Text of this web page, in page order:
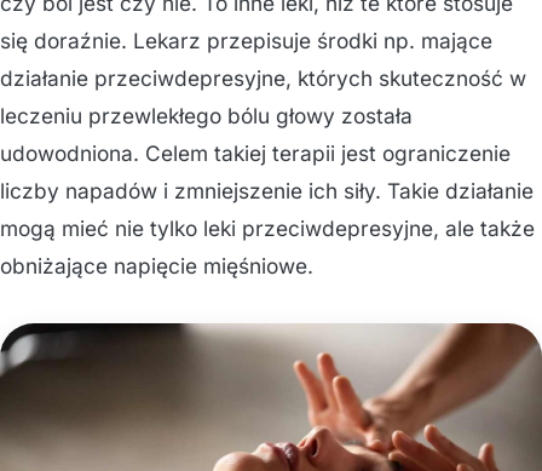
się doraźnie. Lekarz przepisuje środki np. mające
działanie przeciwdepresyjne, których skuteczność w
leczeniu przewlekłego bólu głowy została
udowodniona. Celem takiej terapii jest ograniczenie
liczby napadów i zmniejszenie ich siły. Takie działanie
mogą mieć nie tylko leki przeciwdepresyjne, ale także
obniżające napięcie mięśniowe.